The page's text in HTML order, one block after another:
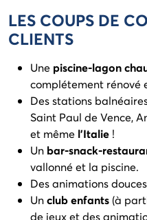
LES COUPS DE
CLIENTS
Une piscine-lagon
complétement rénové
Des stations
Saint Paul de Vence,
et même l'Italie !
Un bar-snack-
vallonné et la piscine.
Des animations
Unclub enfants (à
de jeux et des